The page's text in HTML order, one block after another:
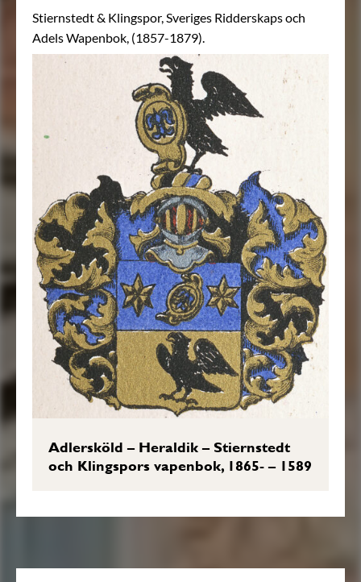
Stiernstedt & Klingspor, Sveriges Ridderskaps och
Adels Wapenbok, (1857-1879).
Adlersköld – Heraldik – Stiernstedt
och Klingspors vapenbok, 1865- – 1589